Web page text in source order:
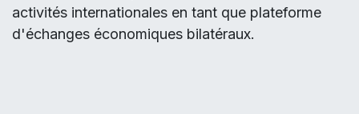
activités internationales en tant que plateforme
d'échanges économiques bilatéraux.